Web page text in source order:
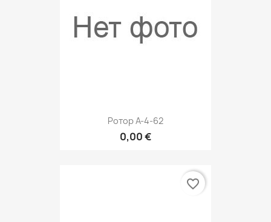
Ротор A-4-62
0,00 €
favorite_border